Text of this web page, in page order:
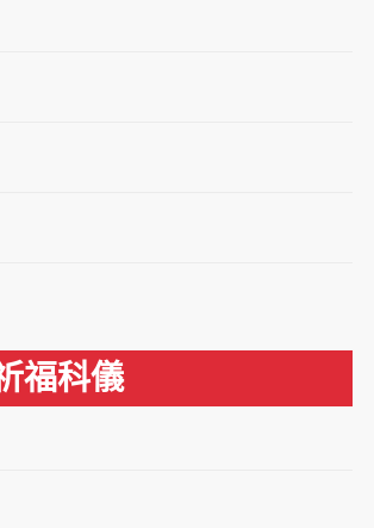
福科儀